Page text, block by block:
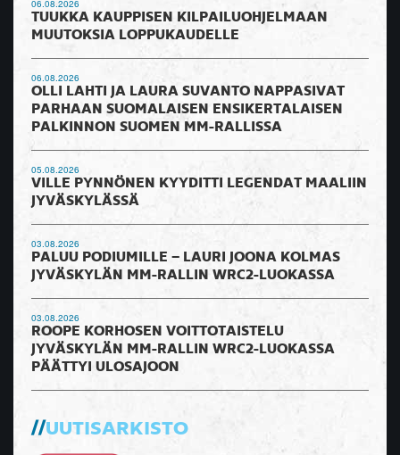
06.08.2026
TUUKKA KAUPPISEN KILPAILUOHJELMAAN
MUUTOKSIA LOPPUKAUDELLE
06.08.2026
OLLI LAHTI JA LAURA SUVANTO NAPPASIVAT
PARHAAN SUOMALAISEN ENSIKERTALAISEN
PALKINNON SUOMEN MM-RALLISSA
05.08.2026
VILLE PYNNÖNEN KYYDITTI LEGENDAT MAALIIN
JYVÄSKYLÄSSÄ
03.08.2026
PALUU PODIUMILLE – LAURI JOONA KOLMAS
JYVÄSKYLÄN MM-RALLIN WRC2-LUOKASSA
03.08.2026
ROOPE KORHOSEN VOITTOTAISTELU
JYVÄSKYLÄN MM-RALLIN WRC2-LUOKASSA
PÄÄTTYI ULOSAJOON
UUTISARKISTO